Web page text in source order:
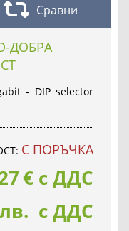
Сравни
ДОБРА
- DIP selector
С ПОРЪЧКА
€ с ДДС
с ДДС